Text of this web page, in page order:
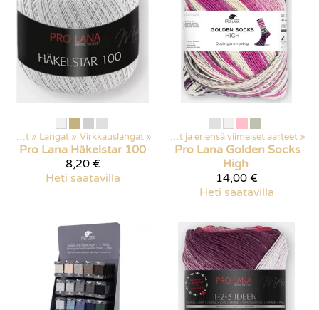
Kaikki tuotteet ‪» Langat ‪» Virkkauslangat ‪»
Pro Lana Häkelstar 100
8,20 €
Heti saatavilla
Kaikki tuotteet ‪» Tarjoukset‪» Poistuvat ja eriensä viimeiset aarteet ‪»
Pro Lana Golden Socks
High
14,00 €
Heti saatavilla